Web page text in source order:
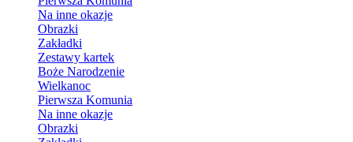
Na inne okazje
Obrazki
Zakładki
Zestawy kartek
Boże Narodzenie
Wielkanoc
Pierwsza Komunia
Na inne okazje
Obrazki